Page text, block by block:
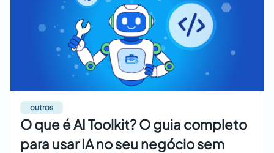
outros
O que é AI Toolkit? O guia completo
para usar IA no seu negócio sem